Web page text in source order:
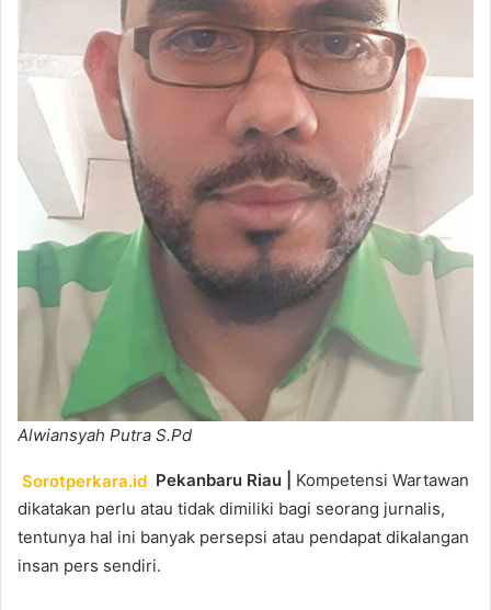
Alwiansyah Putra S.Pd
Sorotperkara.id Pekanbaru Riau |
Kompetensi Wartawan
dikatakan perlu atau tidak dimiliki bagi seorang jurnalis,
tentunya hal ini banyak persepsi atau pendapat dikalangan
insan pers sendiri.